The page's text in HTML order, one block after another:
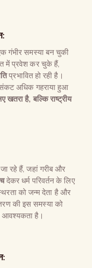
:
गंभीर समस्या बन चुकी
में प्रवेश कर चुके हैं,
प्रभावित हो रही है।
संकट अधिक गहराया हुआ
खतरा है, बल्कि राष्ट्रीय
रहे हैं, जहां गरीब और
देकर धर्म परिवर्तन के लिए
को जन्म देता है और
की इस समस्या को
है।
: